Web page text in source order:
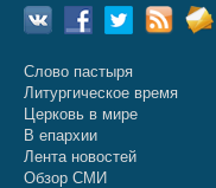
Слово пастыря
Литургическое время
Церковь в мире
В епархии
Лента новостей
Обзор СМИ